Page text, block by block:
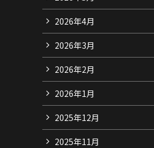
2026年4月
2026年3月
2026年2月
2026年1月
2025年12月
2025年11月